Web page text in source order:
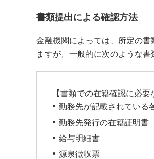
書類提出による確認方法
金融機関によっては、所定の
ますが、一般的に次のような
【書類での在籍確認に必要
勤務先が記載されている
勤務先発行の在籍証明書
給与明細書
源泉徴収票